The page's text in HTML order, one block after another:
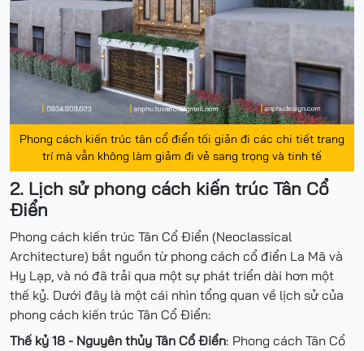
Phong cách kiến trúc tân cổ điển tối giản đi các chi tiết trang
trí mà vẫn không làm giảm đi vẻ sang trọng và tinh tế
2. Lịch sử phong cách kiến trúc Tân Cổ
Điển
Phong cách kiến trúc Tân Cổ Điển (Neoclassical
Architecture) bắt nguồn từ phong cách cổ điển La Mã và
Hy Lạp, và nó đã trải qua một sự phát triển dài hơn một
thế kỷ. Dưới đây là một cái nhìn tổng quan về lịch sử của
phong cách kiến trúc Tân Cổ Điển:
Thế kỷ 18 - Nguyên thủy Tân Cổ Điển: Phong cách Tân Cổ